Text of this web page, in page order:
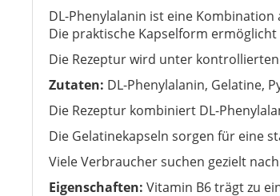
DL-Phenylalanin ist eine
Die praktische Kapselform
Die Rezeptur wird unter
Zutaten: DL-Phenylalanin, Gelatine,
Die Rezeptur kombiniert DL-
Die Gelatinekapseln sorgen für eine
Viele Verbraucher suchen gezielt
Eigenschaften: Vitamin B6 trägt zu